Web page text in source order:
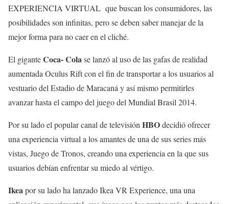
EXPERIENCIA VIRTUAL que buscan los consumidores, las
posibilidades son infinitas, pero se deben saber manejar de la
mejor forma para no caer en el cliché.
El giganteCoca- Colase lanzó al uso de las gafas de realidad
aumentada Oculus Rift con el fin de transportar a los usuarios al
vestuario del Estadio de Maracaná y así mismo permitirles
avanzar hasta el campo del juego del Mundial Brasil 2014.
Por su lado el popular canal de televisión HBOdecidió ofrecer
una experiencia virtual a los amantes de una de sus series más
vistas, Juego de Tronos, creando una experiencia en la que sus
usuarios debían enfrentar su miedo al vértigo.
Ikeapor su lado ha lanzado Ikea VR Experience, una una